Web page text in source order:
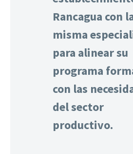
Rancagua con
misma
para alinear su
programa
con las
del sector
productivo.